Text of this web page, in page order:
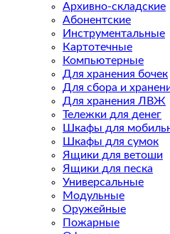
Архивно-складские
Абонентские
Инструментальные
Картотечные
Компьютерные
Для хранения бочек
Для сбора и
Для хранения ЛВЖ
Тележки для денег
Шкафы для
Шкафы для сумок
Ящики для ветоши
Ящики для песка
Универсальные
Модульные
Оружейные
Пожарные